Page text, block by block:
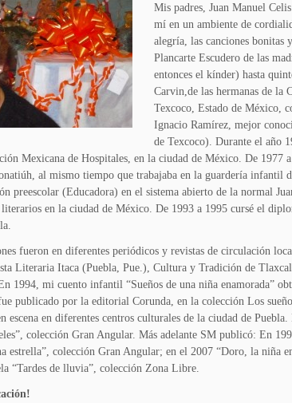
Mis padres, Juan Manuel
mí en un ambiente de
alegría, las canciones bonitas
Plancarte Escudero de las
entonces el kínder) hasta
Carvin,de las hermanas de la
Texcoco, Estado de México,
Ignacio Ramírez, mejor
de Texcoco). Durante el año
Mexicana de Hospitales, en la ciudad de México. De 1977
al mismo tiempo que trabajaba en la guardería infantil
preescolar (Educadora) en el sistema abierto de la normal
en la ciudad de México. De 1993 a 1995 cursé el
fueron en diferentes periódicos y revistas de circulación
Literaria Itaca (Puebla, Pue.), Cultura y Tradición de
1994, mi cuento infantil “Sueños de una niña enamorada”
publicado por la editorial Corunda, en la colección Los
escena en diferentes centros culturales de la ciudad de
colección Gran Angular. Más adelante SM publicó: En
estrella”, colección Gran Angular; en el 2007 “Doro, la niña
“Tardes de lluvia”, colección Zona Libre.